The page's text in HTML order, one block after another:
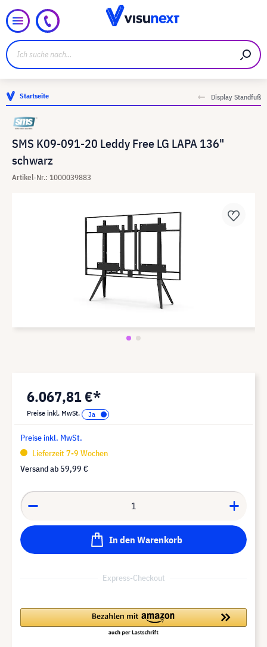
Startseite Display Standfuß
SMS K09-091-20 Leddy Free LG LAPA 136"
schwarz
Artikel-Nr.: 1000039883
6.067,81 €*
Preise inkl. MwSt.
Preise inkl. MwSt.
Lieferzeit 7-9 Wochen
Versand ab 59,99 €
In den Warenkorb
Express-Checkout